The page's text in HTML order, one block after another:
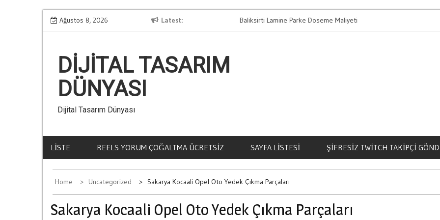
Skip
to
Ağustos 8, 2026 Latest
Kumar Aliskanligi Nasil Olusur Baliksirti Lamine Parke Doseme Maliyeti
DIJITAL TASARIM
DÜNYASI
Dijital Tasarım Dünyası
LISTE REELS YORUM ÇOĞALTMA ÜCRETSIZ SAYFA LISTESI ŞIFRESIZ TWITCH TAKIPÇI
Home Uncategorized Sakarya Kocaali Opel Oto Yedek Çıkma Parçaları
Sakarya Kocaali Opel Oto Yedek Çıkma Parçaları